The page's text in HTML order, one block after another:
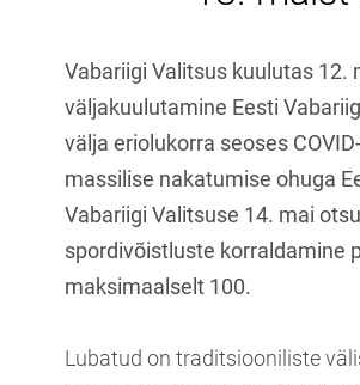
Vabariigi Valitsus kuulutas 12.
väljakuulutamine Eesti
välja eriolukorra seoses
massilise nakatumise ohuga
Vabariigi Valitsuse 14. mai
spordivõistluste korraldamine
maksimaalselt 100.
Lubatud on traditsiooniliste